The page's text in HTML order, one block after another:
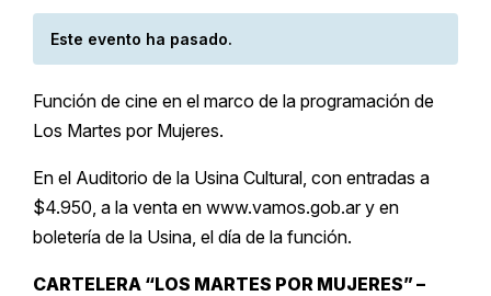
Este evento ha pasado.
Función de cine en el marco de la programación de
Los Martes por Mujeres.
En el Auditorio de la Usina Cultural, con entradas a
$4.950, a la venta en www.vamos.gob.ar y en
boletería de la Usina, el día de la función.
CARTELERA “LOS MARTES POR MUJERES” –